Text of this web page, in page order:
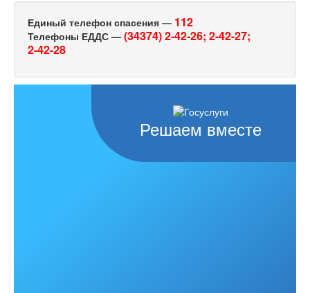
Единый телефон спасения — 112
Телефоны ЕДДС — (34374) 2-42-26; 2-42-27;
2-42-28
Решаем вместе